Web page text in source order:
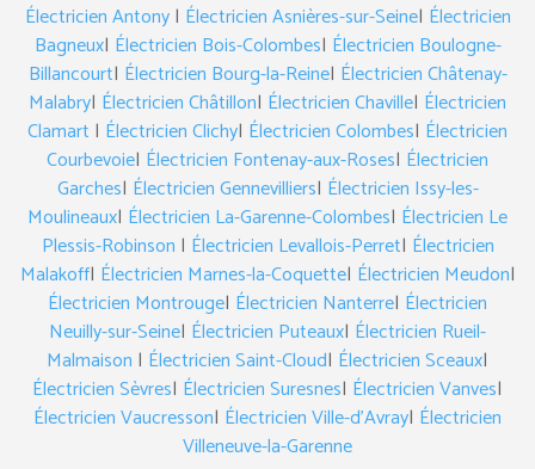
Électricien Antony| Électricien Asnières-sur-Seine| Électricien
Bagneux| Électricien Bois-Colombes| Électricien Boulogne-
Billancourt| Électricien Bourg-la-Reine| Électricien Châtenay-
Malabry| Électricien Châtillon| Électricien Chaville| Électricien
Clamart | Électricien Clichy| Électricien Colombes| Électricien
Courbevoie| Électricien Fontenay-aux-Roses| Électricien
Garches| Électricien Gennevilliers| Électricien Issy-les-
Moulineaux| Électricien La-Garenne-Colombes| Électricien Le
Plessis-Robinson | Électricien Levallois-Perret| Électricien
Malakoff| Électricien Marnes-la-Coquette| Électricien Meudon|
Électricien Montrouge| Électricien Nanterre| Électricien
Neuilly-sur-Seine| Électricien Puteaux| Électricien Rueil-
Malmaison | Électricien Saint-Cloud| Électricien Sceaux|
Électricien Sèvres| Électricien Suresnes| Électricien Vanves|
Électricien Vaucresson| Électricien Ville-d’Avray| Électricien
Villeneuve-la-Garenne